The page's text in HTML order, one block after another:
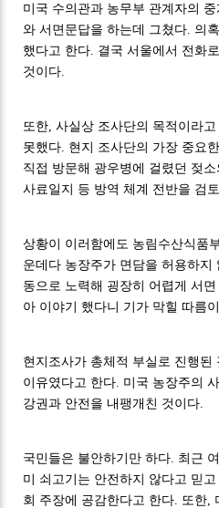
미국 수의관과 농무부 관계자의
와 서면문답을 하는데 그쳤다. 의
했다고 한다. 결국 서울에서 전화
것이다.
또한, 사실상 조사단의 목적이라
못했다. 현지 조사단의 가장 중요
직접 방문해 광우병에 걸렸던 젖
사료일지 등 방역 체계 전반을 검
상황이 이러함에도 농림수산식품
운데다 농장주가 면담을 허용하지
동으로 노력해 굉장히 어렵게 서
아 이야기 했다니 기가 막힐 따름이
현지조사가 총체적 부실로 진행
이유였다고 한다. 미국 농장주의
강권과 안전을 내팽개친 것이다.
국민들은 불안하기만 하다. 최근
미 쇠고기는 안전하지 않다고 믿
회 주장에 공감한다고 한다. 또한,